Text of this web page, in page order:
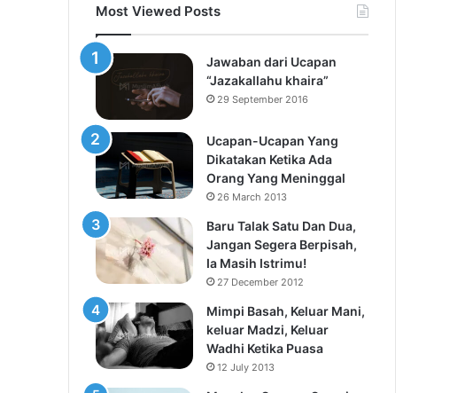
Most Viewed Posts
Jawaban dari Ucapan
“Jazakallahu khaira”
29 September 2016
Ucapan-Ucapan Yang
Dikatakan Ketika Ada
Orang Yang Meninggal
26 March 2013
Baru Talak Satu Dan Dua,
Jangan Segera Berpisah,
Ia Masih Istrimu!
27 December 2012
Mimpi Basah, Keluar Mani,
keluar Madzi, Keluar
Wadhi Ketika Puasa
12 July 2013